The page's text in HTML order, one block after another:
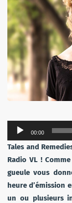
Lecteur
audio
00:00
Tales and
Radio VL !
gueule vous
heure d’émission
un ou plusieurs